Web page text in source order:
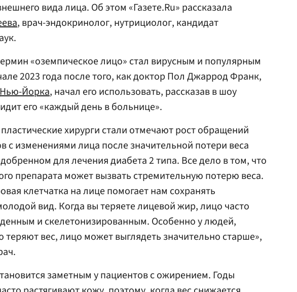
вида лица. Об этом «Газете.Ru» рассказала
, врач-эндокринолог, нутрициолог, кандидат
«оземпическое лицо» стал вирусным и популярным
2023 года после того, как доктор Пол Джаррод Франк,
Нью-Йорка, начал его использовать, рассказав в шоу
его «каждый день в больнице».
хирурги стали отмечают рост обращений
с изменениями лица после значительной потери веса
для лечения диабета 2 типа. Все дело в том, что
препарата может вызвать стремительную потерю веса.
клетчатка на лице помогает нам сохранять
вид. Когда вы теряете лицевой жир, лицо часто
и скелетонизированным. Особенно у людей,
теряют вес, лицо может выглядеть значительно старше»,
заметным у пациентов с ожирением. Годы